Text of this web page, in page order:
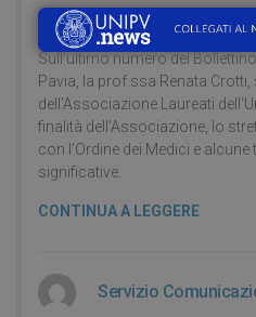
STORIA E PER
Sull’ultimo numero del
Pavia, la prof.ssa Renata
dell’Associazione Laureati
finalità dell’Associazione, lo
con l’Ordine dei Medici e alcune
significative.
CONTINUA A LEGGERE
Servizio